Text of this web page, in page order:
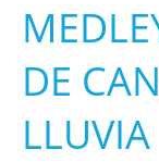
DE
LLUVIA